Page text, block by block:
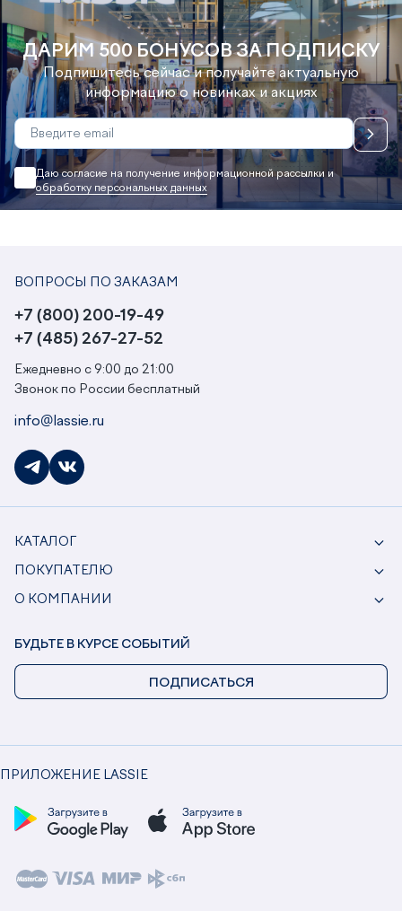
ДАРИМ 500 БОНУСОВ ЗА ПОДПИСКУ
Подпишитесь сейчас и получайте актуальную
информацию о новинках и акциях
Даю согласие на получение информационной рассылки и
обработку персональных данных
ВОПРОСЫ ПО ЗАКАЗАМ
+7 (800) 200-19-49
+7 (485) 267-27-52
Ежедневно с 9:00 до 21:00
Звонок по России бесплатный
info@lassie.ru
КАТАЛОГ
ПОКУПАТЕЛЮ
О КОМПАНИИ
ПРИЛОЖЕНИЕ LASSIE
БУДЬТЕ В КУРСЕ СОБЫТИЙ
ПОДПИСАТЬСЯ